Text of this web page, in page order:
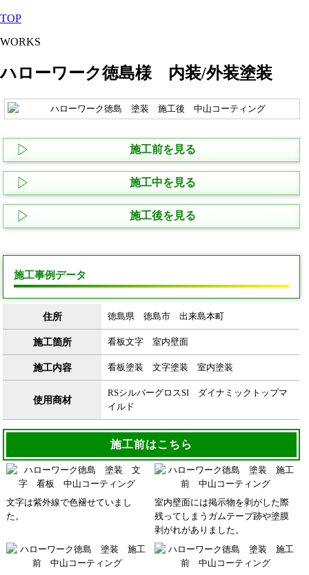
TOP
WORKS
ハローワーク徳島様 内装/外装塗装
施工前を見る
施工中を見る
施工後を見る
施工事例データ
住所 徳島県 徳島市 出来島本町
施工箇所 看板文字 室内壁面
施工内容 看板塗装 文字塗装 室内塗装
使用商材
RSシルバーグロスSI ダイナミックトップマ
イルド
施工前はこちら
文字は紫外線で色褪せていまし
た。
室内壁面には掲示物を剥がした際
残ってしまうガムテープ跡や塗膜
剥がれがありました。